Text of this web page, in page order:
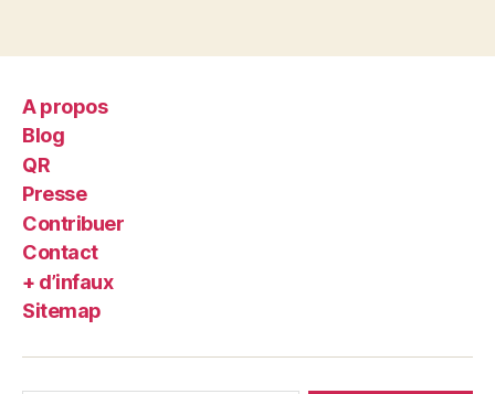
A propos
Blog
QR
Presse
Contribuer
Contact
+ d’infaux
Sitemap